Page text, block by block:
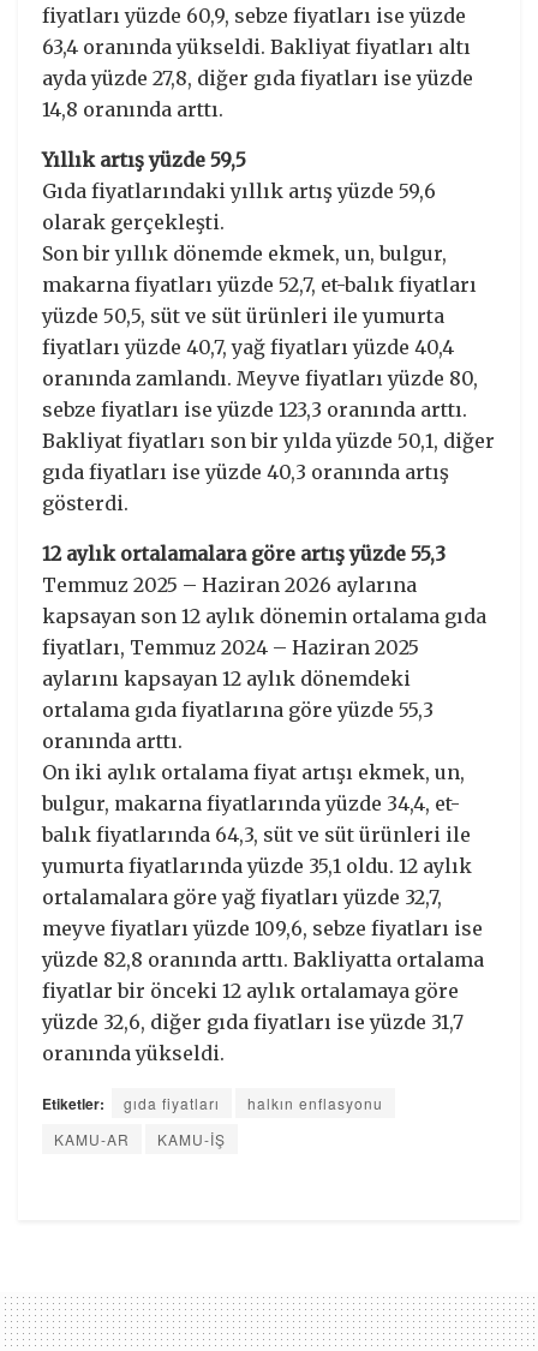
fiyatları yüzde 60,9, sebze fiyatları ise yüzde
63,4 oranında yükseldi. Bakliyat fiyatları altı
ayda yüzde 27,8, diğer gıda fiyatları ise yüzde
14,8 oranında arttı.
Yıllık artış yüzde 59,5
Gıda fiyatlarındaki yıllık artış yüzde 59,6
olarak gerçekleşti.
Son bir yıllık dönemde ekmek, un, bulgur,
makarna fiyatları yüzde 52,7, et-balık fiyatları
yüzde 50,5, süt ve süt ürünleri ile yumurta
fiyatları yüzde 40,7, yağ fiyatları yüzde 40,4
oranında zamlandı. Meyve fiyatları yüzde 80,
sebze fiyatları ise yüzde 123,3 oranında arttı.
Bakliyat fiyatları son bir yılda yüzde 50,1, diğer
gıda fiyatları ise yüzde 40,3 oranında artış
gösterdi.
12 aylık ortalamalara göre artış yüzde 55,3
Temmuz 2025 – Haziran 2026 aylarına
kapsayan son 12 aylık dönemin ortalama gıda
fiyatları, Temmuz 2024 – Haziran 2025
aylarını kapsayan 12 aylık dönemdeki
ortalama gıda fiyatlarına göre yüzde 55,3
oranında arttı.
On iki aylık ortalama fiyat artışı ekmek, un,
bulgur, makarna fiyatlarında yüzde 34,4, et-
balık fiyatlarında 64,3, süt ve süt ürünleri ile
yumurta fiyatlarında yüzde 35,1 oldu. 12 aylık
ortalamalara göre yağ fiyatları yüzde 32,7,
meyve fiyatları yüzde 109,6, sebze fiyatları ise
yüzde 82,8 oranında arttı. Bakliyatta ortalama
fiyatlar bir önceki 12 aylık ortalamaya göre
yüzde 32,6, diğer gıda fiyatları ise yüzde 31,7
oranında yükseldi.
Etiketler: gıda fiyatları
halkın enflasyonu
KAMU-AR
KAMU-İŞ